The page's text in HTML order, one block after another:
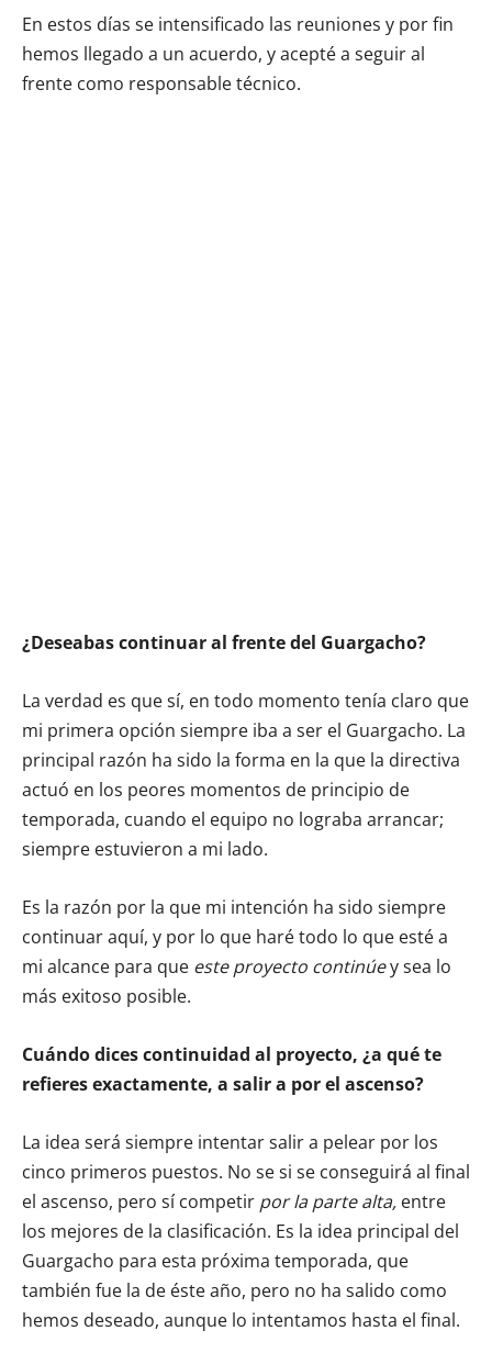
En estos días se intensificado las reuniones y por fin
hemos llegado a un acuerdo, y acepté a seguir al
frente como responsable técnico.
¿Deseabas continuar al frente del Guargacho?
La verdad es que sí, en todo momento tenía claro que
mi primera opción siempre iba a ser el Guargacho. La
principal razón ha sido la forma en la que la directiva
actuó en los peores momentos de principio de
temporada, cuando el equipo no lograba arrancar;
siempre estuvieron a mi lado.
Es la razón por la que mi intención ha sido siempre
continuar aquí, y por lo que haré todo lo que esté a
mi alcance para que este proyecto continúey sea lo
más exitoso posible.
Cuándo dices continuidad al proyecto, ¿a qué te
refieres exactamente, a salir a por el ascenso?
La idea será siempre intentar salir a pelear por los
cinco primeros puestos. No se si se conseguirá al final
el ascenso, pero sí competir por la parte alta, entre
los mejores de la clasificación. Es la idea principal del
Guargacho para esta próxima temporada, que
también fue la de éste año, pero no ha salido como
hemos deseado, aunque lo intentamos hasta el final.